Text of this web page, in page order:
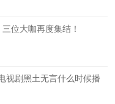
位大咖再度集结！
视剧黑土无言什么时候播